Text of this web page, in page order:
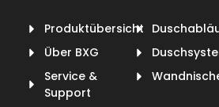
Produktübersicht
Über BXG
Service &
Support